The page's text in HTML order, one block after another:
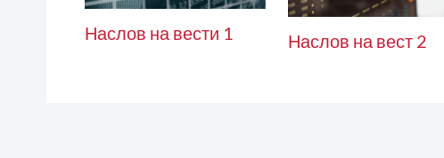
Наслов на вести 1 Наслов на вест 2